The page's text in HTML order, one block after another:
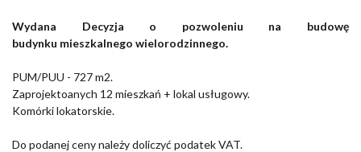
Wydana Decyzja o pozwoleniu na budowę
budynku mieszkalnego wielorodzinnego.
PUM/PUU - 727 m2.
Zaprojektoanych 12 mieszkań + lokal usługowy.
Komórki lokatorskie.
Do podanej ceny należy doliczyć podatek VAT.